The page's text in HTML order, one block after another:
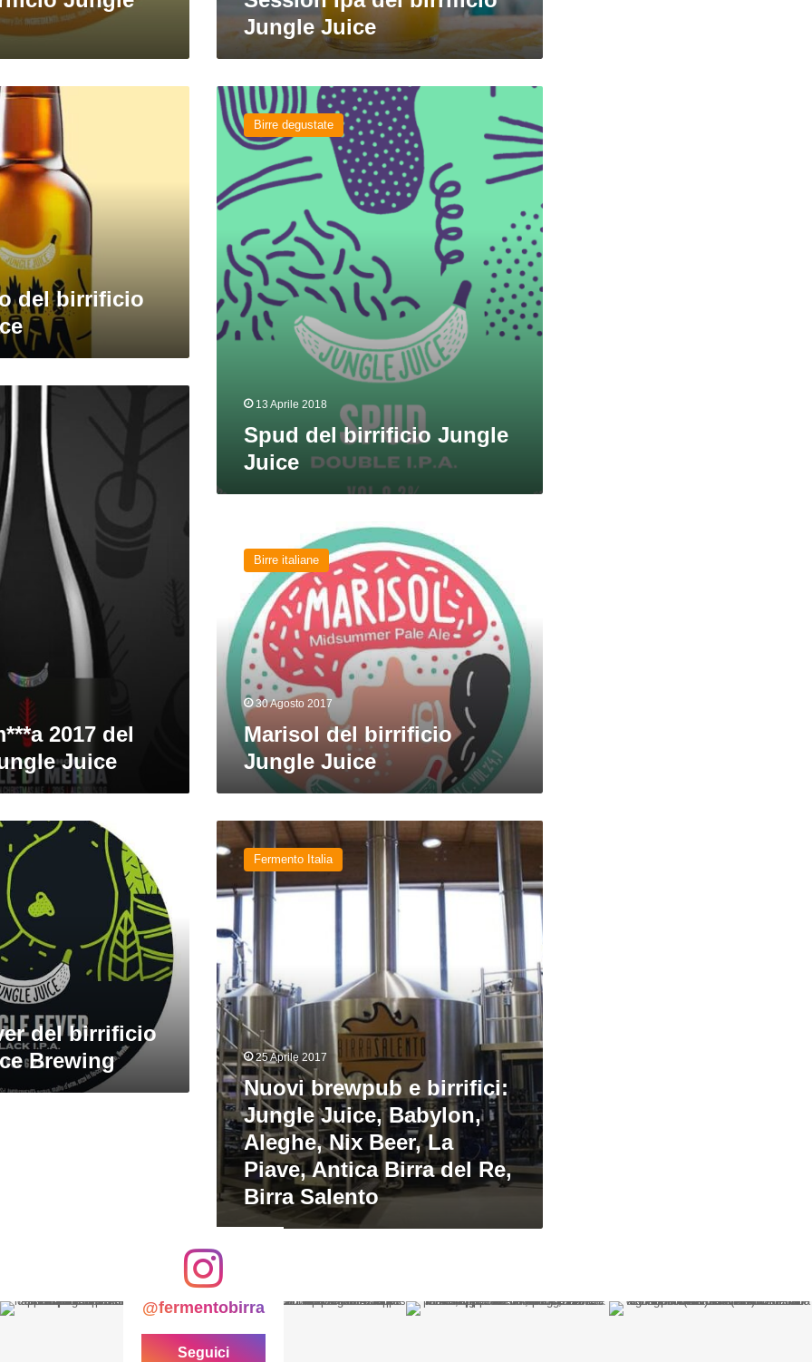
Jungle Juice
del birrificio
Spud
del
birrificio
Jungle
Birre degustate
13 Aprile 2018
Spud del birrificio Jungle
Juice
2017 del
Juice
birrificio
Juice
Birre italiane
30 Agosto 2017
Marisol del birrificio
Jungle Juice
del birrificio
Brewing
Nuovi
brewpub
birrifici:
Babylon,
Aleghe,
Nix
Beer,
La
Piave,
Antica
Birra
del
Re,
Birra
Salento
Fermento Italia
25 Aprile 2017
Nuovi brewpub e birrifici:
Jungle Juice, Babylon,
Aleghe, Nix Beer, La
Piave, Antica Birra del Re,
Birra Salento
@fermentobirra
Seguici